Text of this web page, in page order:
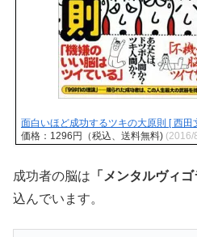
面白いほど成功するツキの大原則 [ 西田
価格：1296円（税込、送料無料) (2016/
成功者の脳は 「メンタルヴィゴ
込んでいます。